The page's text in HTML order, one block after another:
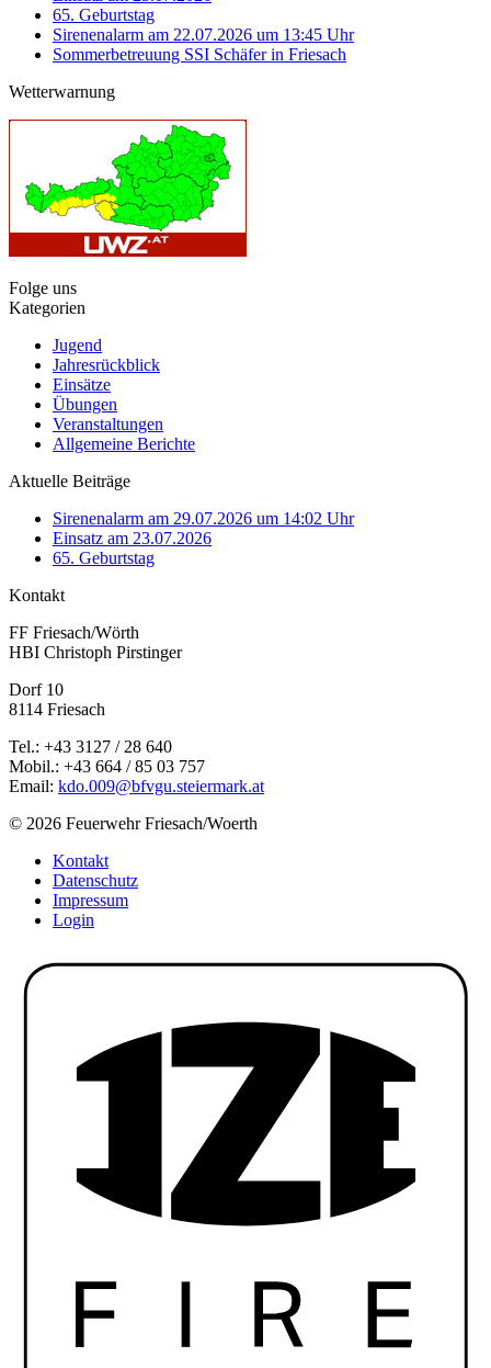
65. Geburtstag
Sirenenalarm am 22.07.2026 um 13:45 Uhr
Sommerbetreuung SSI Schäfer in Friesach
Wetterwarnung
Folge uns
Kategorien
Jugend
Jahresrückblick
Einsätze
Übungen
Veranstaltungen
Allgemeine Berichte
Aktuelle Beiträge
Sirenenalarm am 29.07.2026 um 14:02 Uhr
Einsatz am 23.07.2026
65. Geburtstag
Kontakt
FF Friesach/Wörth
HBI Christoph Pirstinger
Dorf 10
8114 Friesach
Tel.: +43 3127 / 28 640
Mobil.: +43 664 / 85 03 757
Email: kdo.009@bfvgu.steiermark.at
© 2026 Feuerwehr Friesach/Woerth
Kontakt
Datenschutz
Impressum
Login